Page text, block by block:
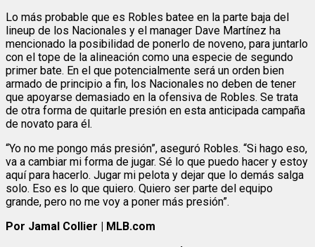
Lo más probable que es Robles batee en la parte baja del
lineup de los Nacionales y el manager Dave Martínez ha
mencionado la posibilidad de ponerlo de noveno, para juntarlo
con el tope de la alineación como una especie de segundo
primer bate. En el que potencialmente será un orden bien
armado de principio a fin, los Nacionales no deben de tener
que apoyarse demasiado en la ofensiva de Robles. Se trata
de otra forma de quitarle presión en esta anticipada campaña
de novato para él.
“Yo no me pongo más presión”, aseguró Robles. “Si hago eso,
va a cambiar mi forma de jugar. Sé lo que puedo hacer y estoy
aquí para hacerlo. Jugar mi pelota y dejar que lo demás salga
solo. Eso es lo que quiero. Quiero ser parte del equipo
grande, pero no me voy a poner más presión”.
Por Jamal Collier | MLB.com